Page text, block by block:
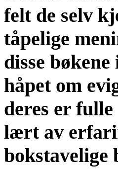
felt de selv
tåpelige
disse
håpet om
deres er
lært av
bokstavelige